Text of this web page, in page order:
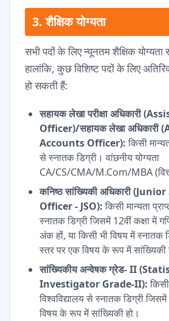
3. शैक्षिक योग्यता
सभी पदों के लिए न्यूनतम शैक्षिक योग्यता
हालांकि, कुछ विशिष्ट पदों के लिए
हो सकती हैं:
सहायक लेखा परीक्षा अधिकारी
Officer)/सहायक लेखा अधिकारी
Accounts Officer): किसी
से स्नातक डिग्री। वांछनीय योग्यता
CA/CS/CMA/M.Com/MBA
कनिष्ठ सांख्यिकी अधिकारी
Officer - JSO): किसी मान्यता
स्नातक डिग्री जिसमें 12वीं कक्षा में
अंक हों, या किसी भी विषय में स्नातक
स्तर पर एक विषय के रूप में सांख्यिकी
सांख्यिकीय अन्वेषक ग्रेड- II
Investigator Grade-II):
विश्वविद्यालय से स्नातक डिग्री
विषय के रूप में सांख्यिकी हो।